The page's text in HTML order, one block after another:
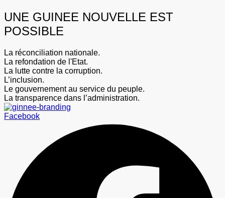
UNE GUINEE NOUVELLE EST
POSSIBLE
La réconciliation nationale.
La refondation de l'Etat.
La lutte contre la corruption.
L’inclusion.
Le gouvernement au service du peuple.
La transparence dans l’administration.
Facebook